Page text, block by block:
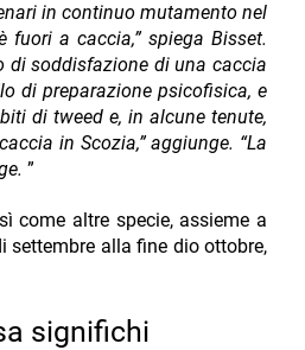
in continuo mutamento nel
a caccia,” spiega Bisset.
di soddisfazione di una caccia
di preparazione psicofisica, e
di tweed e, in alcune tenute,
in Scozia,” aggiunge. “La
”
come altre specie, assieme a
settembre alla fine dio ottobre,
significhi